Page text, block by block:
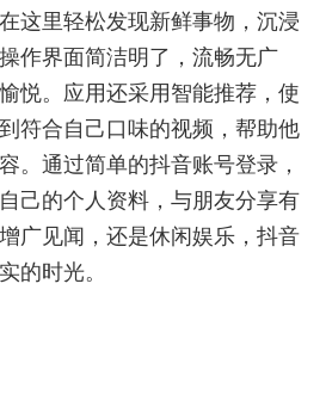
这里轻松发现新鲜事物，沉浸
作界面简洁明了，流畅无广
悦。应用还采用智能推荐，使
符合自己口味的视频，帮助他
。通过简单的抖音账号登录，
己的个人资料，与朋友分享有
广见闻，还是休闲娱乐，抖音
的时光。